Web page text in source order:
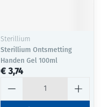
Sterillium
Sterillium Ontsmetting
Handen Gel 100ml
€ 3,74